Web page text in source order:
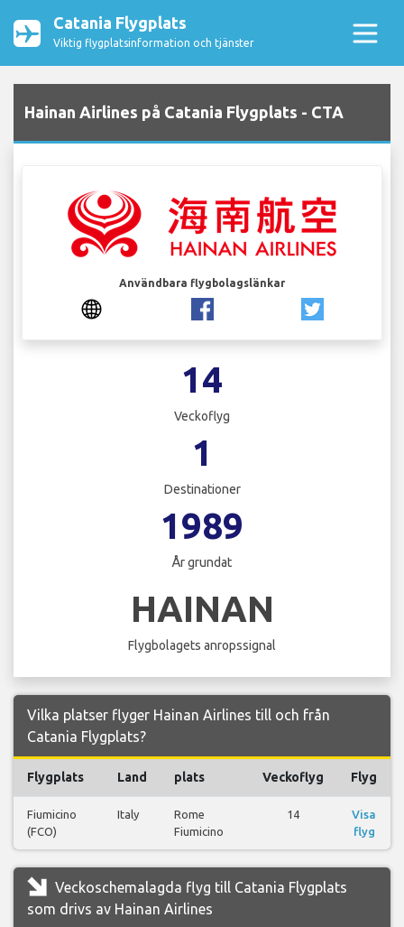
Catania Flygplats
Viktig flygplatsinformation och tjänster
Hainan Airlines på Catania Flygplats - CTA
Användbara flygbolagslänkar
14
Veckoflyg
1
Destinationer
1989
År grundat
HAINAN
Flygbolagets anropssignal
Vilka platser flyger Hainan Airlines till och från
Catania Flygplats?
Flygplats Land plats Veckoflyg Flyg
Fiumicino
(FCO)
Italy
Rome
Fiumicino
14
Visa
flyg
Veckoschemalagda flyg till Catania Flygplats
som drivs av Hainan Airlines